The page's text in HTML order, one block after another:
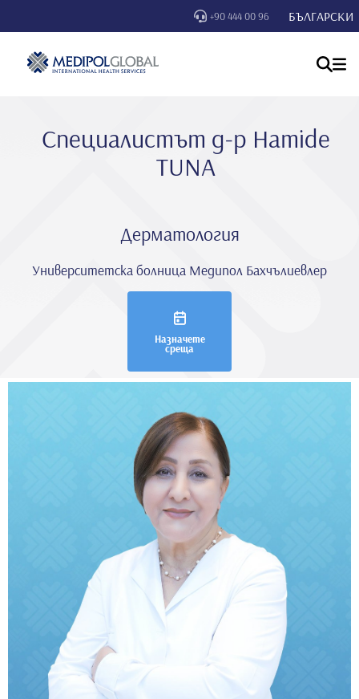
+90 444 00 96 БЪЛГАРСКИ
Специалистът д-р Hami̇de
TUNA
Дерматология
Университетска болница Медипол Бахчълиевлер
Назначете
среща